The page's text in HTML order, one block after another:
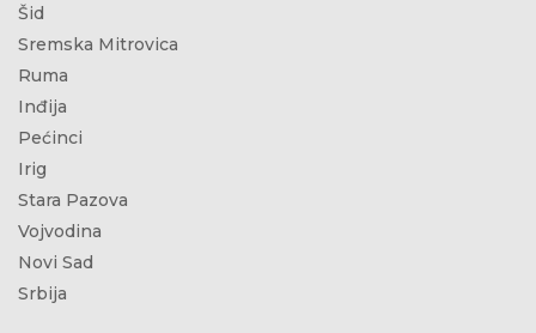
Šid
Sremska Mitrovica
Ruma
Inđija
Pećinci
Irig
Stara Pazova
Vojvodina
Novi Sad
Srbija